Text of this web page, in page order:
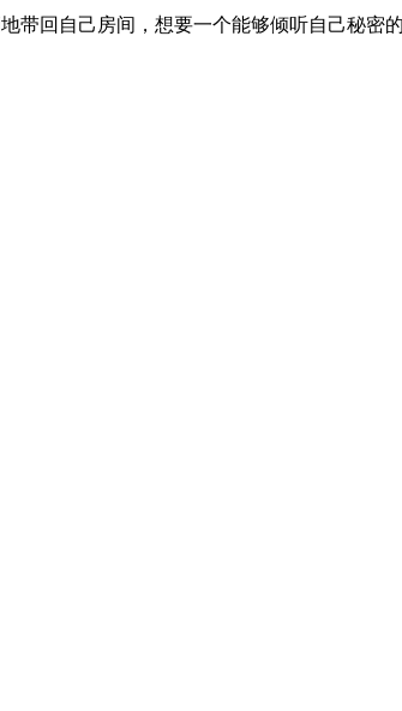
带回自己房间，想要一个能够倾听自己秘